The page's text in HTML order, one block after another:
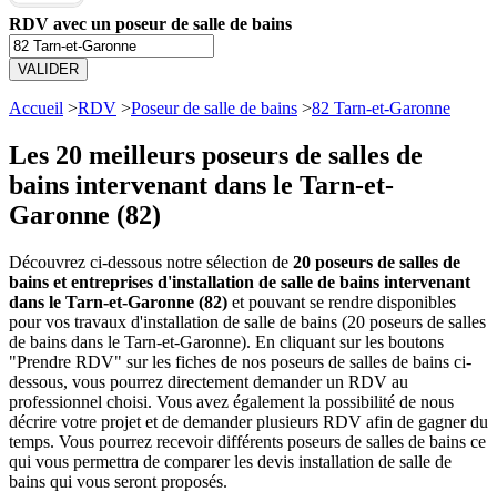
RDV avec un poseur de salle de bains
VALIDER
Accueil >RDV >Poseur de salle de bains >82 Tarn-et-Garonne
Les 20 meilleurs poseurs de salles de
bains intervenant dans le Tarn-et-
Garonne (82)
Découvrez ci-dessous notre sélection de 20 poseurs de salles de
bains et entreprises d'installation de salle de bains intervenant
dans le Tarn-et-Garonne (82) et pouvant se rendre disponibles
pour vos travaux d'installation de salle de bains (20 poseurs de salles
de bains dans le Tarn-et-Garonne). En cliquant sur les boutons
"Prendre RDV" sur les fiches de nos poseurs de salles de bains ci-
dessous, vous pourrez directement demander un RDV au
professionnel choisi. Vous avez également la possibilité de nous
décrire votre projet et de demander plusieurs RDV afin de gagner du
temps. Vous pourrez recevoir différents poseurs de salles de bains ce
qui vous permettra de comparer les devis installation de salle de
bains qui vous seront proposés.